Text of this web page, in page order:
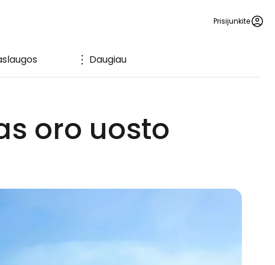
Prisijunkite
Daugiau
oro uosto